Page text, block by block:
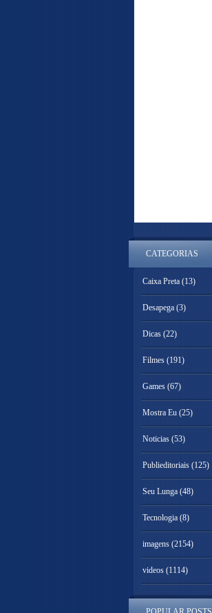
CATEGORIAS
Caixa Preta (13)
Desapega (3)
Dicas (22)
Filmes (191)
Games (67)
Mostra Eu (25)
Noticias (53)
Publieditoriais (125)
Seu Lunga (48)
Tecnologia (8)
imagens (2154)
videos (1114)